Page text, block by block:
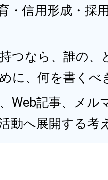
・信用形成・採
つなら、誰の、
に、何を書くべ
Web記事、メル
動へ展開する考